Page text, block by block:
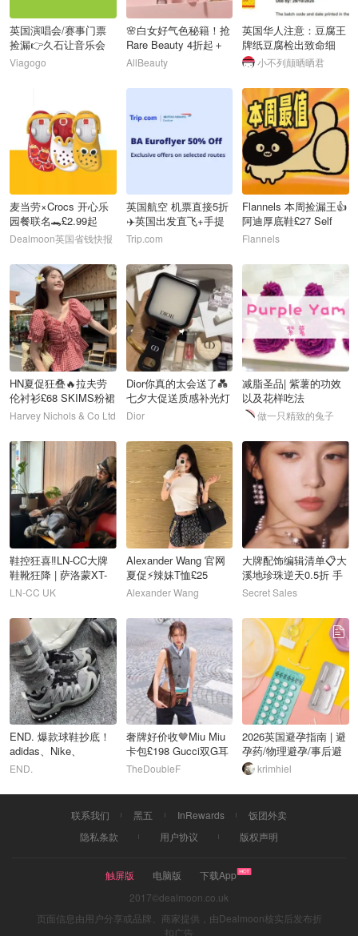
英国演唱会/赛事门票
捡漏👉久石让音乐会
£153
Viagogo
🌸白女好气色秘籍！抢
Rare Beauty 4折起＋
叠9折！
AllBeauty
英国华人注意：豆腐王
牌纸豆腐检出致命细
菌，紧急召回！
小不列颠晒晒君
麦当劳×Crocs 开心乐
园餐联名🐊£2.99起
Dealmoon英国省钱快报
英国航空 机票直接5折
✈️英国出发直飞+手提
行李
Trip.com
111
Flannels 本周捡漏王👍
阿迪厚底鞋£27 Self
Portrait连衣裙£63
Flannels
112
HN夏促狂叠🔥拉夫劳
伦衬衫£68 SKIMS粉裙
£26
Harvey Nichols & Co Ltd
113
Dior你真的太会送了💑
七夕大促送质感补光灯
Dior
减脂圣品| 紫薯的功效
以及花样吃法
做一只精致的兔子
115
鞋控狂喜‼️LN-CC大牌
鞋靴狂降 | 萨洛蒙XT-
Whisper£87！
LN-CC UK
116
Alexander Wang 官网
夏促⚡️辣妹T恤£25
Alexander Wang
117
大牌配饰编辑清单📋大
溪地珍珠逆天0.5折 手
链£44
Secret Sales
118
END. 爆款球鞋抄底！
adidas、Nike、
Salomon
END.
奢牌好价收🤎Miu Miu
卡包£198 Gucci双G耳
钉£247
TheDoubleF
120
2026英国避孕指南 | 避
孕药/物理避孕/事后避
孕方法全盘点！11种避
孕方法利弊全分析！
krimhiel
联系我们 黑五 InRewards
饭团外卖
隐私条款
用户协议 版权声明
触屏版 电脑版
下载App
2017©dealmoon.co.uk
页面信息由用户分享或品牌、商家提供，由Dealmoon核实后发布折
扣广告